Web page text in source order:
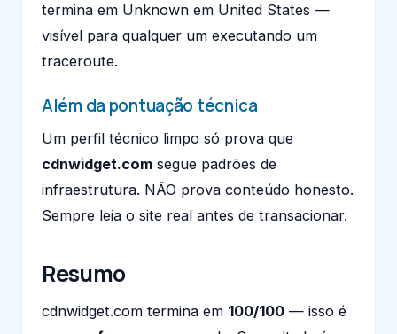
termina em Unknown em United States —
visível para qualquer um executando um
traceroute.
Além da pontuação técnica
Um perfil técnico limpo só prova que
cdnwidget.com segue padrões de
infraestrutura. NÃO prova conteúdo honesto.
Sempre leia o site real antes de transacionar.
Resumo
cdnwidget.com termina em 100/100 — isso é